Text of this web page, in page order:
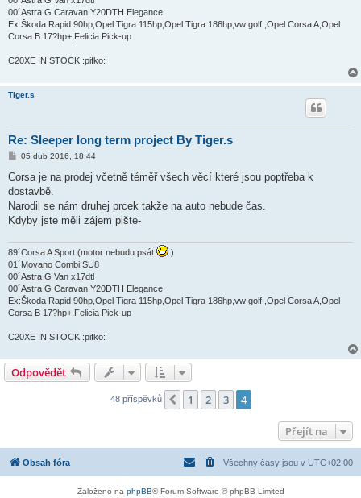
00´Astra G Caravan Y20DTH Elegance
Ex:Škoda Rapid 90hp,Opel Tigra 115hp,Opel Tigra 186hp,vw golf ,Opel Corsa A,Opel
Corsa B 17?hp+,Felicia Pick-up
C20XE IN STOCK :pifko:
Tiger.s
Re: Sleeper long term project By Tiger.s
P
í
p
ě
e
05 dub 2016, 18:44
Corsa je na prodej včetně téměř všech věcí které jsou poptřeba k
dostavbě.
Narodil se nám druhej prcek takže na auto nebude čas.
Kdyby jste měli zájem pište-
89´Corsa A Sport (motor nebudu psát
)
01´Movano Combi SU8
00´Astra G Van x17dtl
00´Astra G Caravan Y20DTH Elegance
Ex:Škoda Rapid 90hp,Opel Tigra 115hp,Opel Tigra 186hp,vw golf ,Opel Corsa A,Opel
Corsa B 17?hp+,Felicia Pick-up
C20XE IN STOCK :pifko:
Odpovědět
48 příspěvků Předchozí
1 2 3 4
Přejít na
Obsah fóra Všechny časy jsou v UTC+02:00
Založeno na phpBB® Forum Software © phpBB Limited